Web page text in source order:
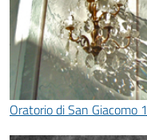
Oratorio di San Giacomo 1